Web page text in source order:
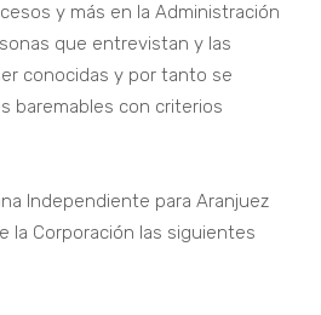
y más en la Administración
que entrevistan y las
conocidas y por tanto se
baremables con criterios
Independiente para Aranjuez
la Corporación las siguientes